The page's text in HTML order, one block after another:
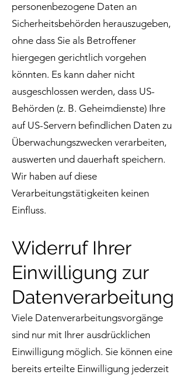
personenbezogene Daten an
Sicherheitsbehörden herauszugeben,
ohne dass Sie als Betroffener
hiergegen gerichtlich vorgehen
könnten. Es kann daher nicht
ausgeschlossen werden, dass US-
Behörden (z. B. Geheimdienste) Ihre
auf US-Servern befindlichen Daten zu
Überwachungszwecken verarbeiten,
auswerten und dauerhaft speichern.
Wir haben auf diese
Verarbeitungstätigkeiten keinen
Einfluss.
Widerruf Ihrer
Einwilligung zur
Datenverarbeitung
Viele Datenverarbeitungsvorgänge
sind nur mit Ihrer ausdrücklichen
Einwilligung möglich. Sie können eine
bereits erteilte Einwilligung jederzeit